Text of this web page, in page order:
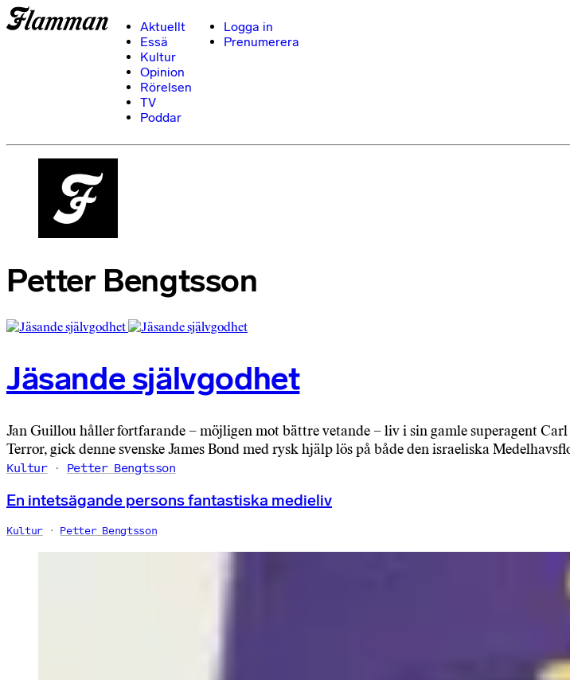
Aktuellt
Essä
Kultur
Opinion
Rörelsen
TV
Poddar
Logga in
Prenumerera
Petter Bengtsson
Jäsande självgodhet
Jan Guillou håller fortfarande – möjligen mot bättre vetande – liv i sin gamle superagent
Terror, gick denne svenske James Bond med rysk hjälp lös på både den israeliska
Kultur Petter Bengtsson
En intetsägande persons fantastiska medieliv
Kultur Petter Bengtsson